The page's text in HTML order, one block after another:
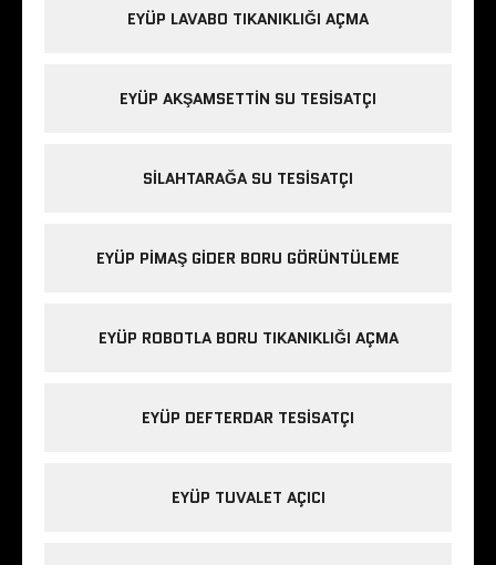
EYÜP LAVABO TIKANIKLIĞI AÇMA
EYÜP AKŞAMSETTIN SU TESISATÇI
SILAHTARAĞA SU TESISATÇI
EYÜP PIMAŞ GIDER BORU GÖRÜNTÜLEME
EYÜP ROBOTLA BORU TIKANIKLIĞI AÇMA
EYÜP DEFTERDAR TESISATÇI
EYÜP TUVALET AÇICI